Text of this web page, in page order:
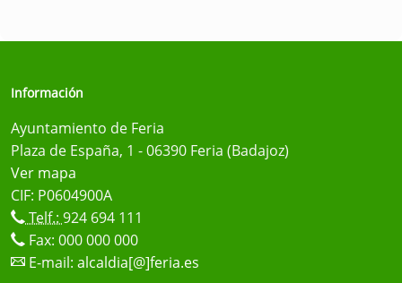
Información
Ayuntamiento de Feria
Plaza de España, 1 - 06390 Feria (Badajoz)
Ver mapa
CIF: P0604900A
Telf.: 924 694 111
Fax: 000 000 000
E-mail: alcaldia[@]feria.es